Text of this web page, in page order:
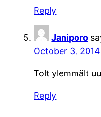
Reply
Janiporo
October 3,
Tolt ylemmält
Reply